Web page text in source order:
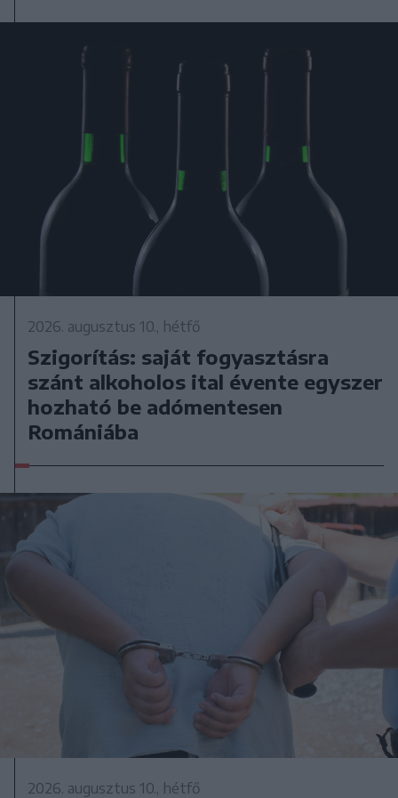
2026. augusztus 10., hétfő
Szigorítás: saját fogyasztásra
szánt alkoholos ital évente egyszer
hozható be adómentesen
Romániába
2026. augusztus 10., hétfő